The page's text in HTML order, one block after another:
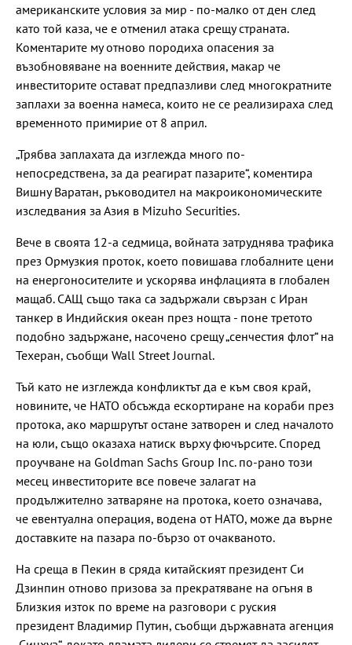
американските условия за мир - по-малко от ден след
като той каза, че е отменил атака срещу страната.
Коментарите му отново породиха опасения за
възобновяване на военните действия, макар че
инвеститорите остават предпазливи след многократните
заплахи за военна намеса, които не се реализираха след
временното примирие от 8 април.
„Трябва заплахата да изглежда много по-
непосредствена, за да реагират пазарите“, коментира
Вишну Варатан, ръководител на макроикономическите
изследвания за Азия в Mizuho Securities.
Вече в своята 12-а седмица, войната затруднява трафика
през Ормузкия проток, което повишава глобалните цени
на енергоносителите и ускорява инфлацията в глобален
мащаб. САЩ също така са задържали свързан с Иран
танкер в Индийския океан през нощта - поне третото
подобно задържане, насочено срещу „сенчестия флот“ на
Техеран, съобщи Wall Street Journal.
Тъй като не изглежда конфликтът да е към своя край,
новините, че НАТО обсъжда ескортиране на кораби през
протока, ако маршрутът остане затворен и след началото
на юли, също оказаха натиск върху фючърсите. Според
проучване на Goldman Sachs Group Inc. по-рано този
месец инвеститорите все повече залагат на
продължително затваряне на протока, което означава,
че евентуална операция, водена от НАТО, може да върне
доставките на пазара по-бързо от очакваното.
На среща в Пекин в сряда китайският президент Си
Дзинпин отново призова за прекратяване на огъня в
Близкия изток по време на разговори с руския
президент Владимир Путин, съобщи държавната агенция